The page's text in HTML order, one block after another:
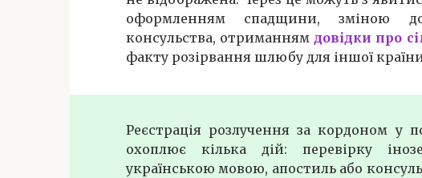
оформленням спадщини, зміною
консульства, отриманням довідки про
факту розірвання шлюбу для іншої
Реєстрація розлучення за кордоном у
охоплює кілька дій: перевірку
українською мовою, апостиль або